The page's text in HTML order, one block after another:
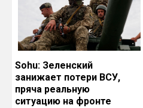
Sohu: Зеленский
занижает потери ВСУ,
пряча реальную
ситуацию на фронте